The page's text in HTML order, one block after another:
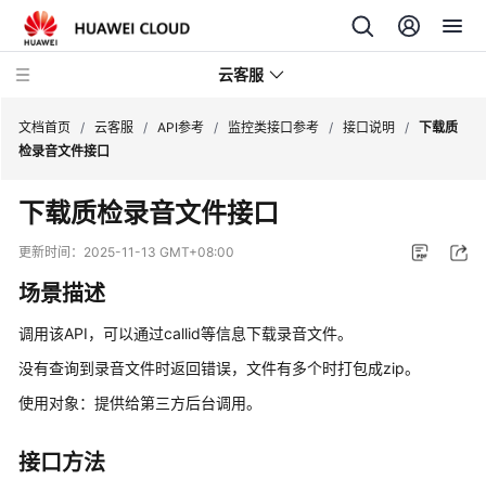
云客服
产
品
介
速
入
户
文档首页 / 云客服 / API参考 / 监控类接口参考 / 接口说明 / 下载质
检录音文件接口
下载质检录音文件接口
更新时间： 2025-11-13 GMT+08:00
场景描述
调用该API，可以通过callid等信息下载录音文件。
没有查询到录音文件时返回错误，文件有多个时打包成zip。
使用对象：提供给第三方后台调用。
接口方法